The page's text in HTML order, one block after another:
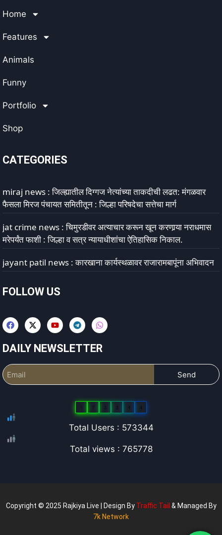
Home
Features
Animals
Funny
Portfolio
Shop
CATEGORIES
miraj news : जिल्ह्यातील दिग्गज नेत्यांच्या ताकदीची लढत: मंगळवार
फैसला मिरज पंचायत समितीतून : जिल्हा परिषदेचा सत्तेचा मार्ग
jat crime news : चिमुरडीवर अत्याचार करून खून करणार्‍या नराधमास
मरेपर्यंत फाशी : जिल्हा व सत्र न्यायाधीशांचा ऐतिहासिक निकाल.
jayant patil news : कारखाना कार्यस्थळावर राजारामबापूंना अभिवादन
FOLLOW US
DAILY NEWSLETTER
Send
5 3 3 4 4
Total Users : 573344
Total views : 765778
Copyright © 2025 Rajkiya Live | Design By Traffic Tail & Managed By
7k Network